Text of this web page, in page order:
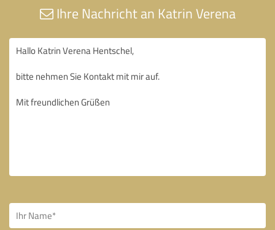
Ihre Nachricht an Katrin Verena